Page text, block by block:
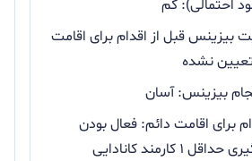
احتمالی): کم
بیزینس قبل از اقدام برای اقامت
نشده
بیزینس: آسان
برای اقامت دائم: فعال بودن
کارمند کانادایی